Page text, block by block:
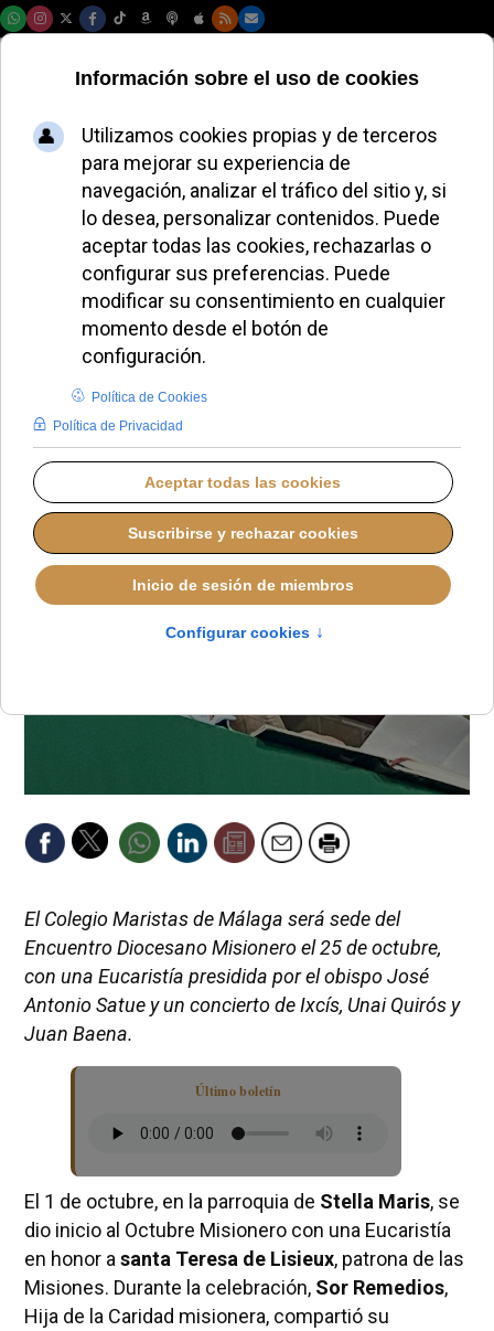
El Colegio Maristas
de Málaga será sede
del Encuentro
Diocesano
Misionero
VIERNES, 03 OCTUBRE 2025 17:34
El Colegio Maristas de Málaga será sede del
Encuentro Diocesano Misionero el 25 de octubre,
con una Eucaristía presidida por el obispo José
Antonio Satue y un concierto de Ixcís, Unai Quirós y
Juan Baena.
Último boletín
El 1 de octubre, en la parroquia de Stella Maris, se
dio inicio al Octubre Misionero con una Eucaristía
en honor a santa Teresa de Lisieux, patrona de las
Misiones. Durante la celebración, Sor Remedios,
Hija de la Caridad misionera, compartió su